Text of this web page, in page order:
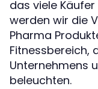
das viele
werden wir die
Pharma
Fitnessbereich,
Unternehmens
beleuchten.